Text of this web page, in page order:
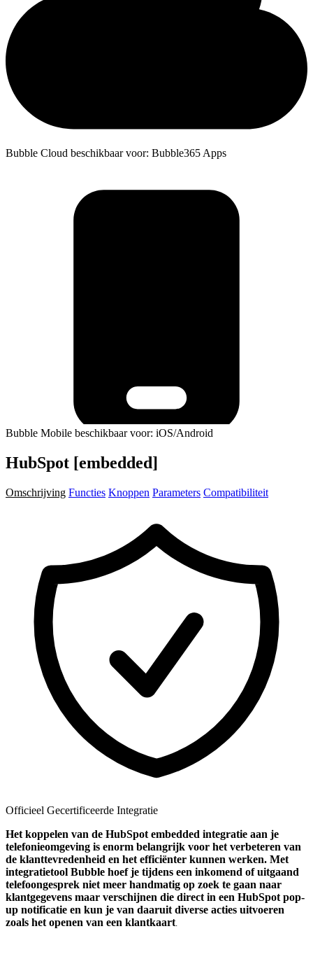
Bubble Cloud beschikbaar voor: Bubble365 Apps
Bubble Mobile beschikbaar voor: iOS/Android
HubSpot [embedded]
Omschrijving Functies Knoppen Parameters Compatibiliteit
Officieel Gecertificeerde Integratie
Het koppelen van de HubSpot embedded integratie aan je
telefonieomgeving is enorm belangrijk voor het verbeteren van
de klanttevredenheid en het efficiënter kunnen werken. Met
integratietool Bubble hoef je tijdens een inkomend of uitgaand
telefoongesprek niet meer handmatig op zoek te gaan naar
klantgegevens maar verschijnen die direct in een HubSpot pop-
up notificatie en kun je van daaruit diverse acties uitvoeren
zoals het openen van een klantkaart